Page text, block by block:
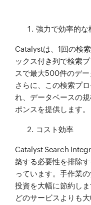
強力で効率的な
Catalystは、1回の検
ックス付き列で検索
スで最大500件のデー
さらに、この検索プ
れ、データベースの
ポンスを提供します。
コスト効率
Catalyst Search
築する必要性を排除
っています。手作業
投資を大幅に節約し
どのサービスよりも